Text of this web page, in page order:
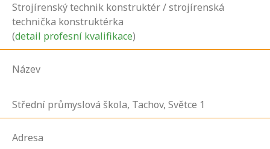
Strojírenský technik konstruktér / strojírenská
technička konstruktérka
(detail profesní kvalifikace)
Název
Střední průmyslová škola, Tachov, Světce 1
Adresa